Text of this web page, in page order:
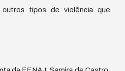
tipos de violência que